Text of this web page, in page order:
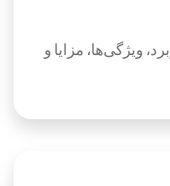
ویژگی‌ها، مزایا و